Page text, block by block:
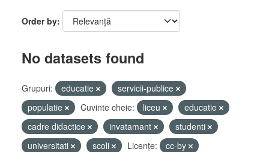
Order by
No datasets found
Grupuri: educatie
servicii-publice
populatie
Cuvinte cheie: liceu
educatie
cadre didactice
invatamant
studenti
universitati
scoli Licenţe:
cc-by